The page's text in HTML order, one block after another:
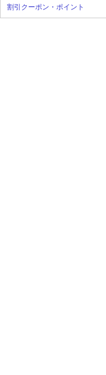
割引クーポン・ポイント